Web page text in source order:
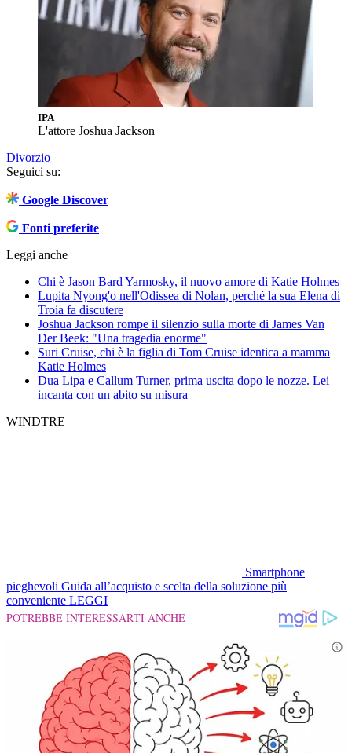
IPA
L'attore Joshua Jackson
Divorzio
Seguici su:
Google Discover
Fonti preferite
Leggi anche
Chi è Jason Bard Yarmosky, il nuovo amore di Katie Holmes
Lupita Nyong'o nell'Odissea di Nolan, perché la sua Elena di
Troia fa discutere
Joshua Jackson rompe il silenzio sulla morte di James Van
Der Beek: "Una tragedia enorme"
Suri Cruise, chi è la figlia di Tom Cruise identica a mamma
Katie Holmes
Dua Lipa e Callum Turner, prima uscita dopo le nozze. Lei
incanta con un abito su misura
WINDTRE
Smartphone
pieghevoli Guida all’acquisto e scelta della soluzione più
conveniente LEGGI